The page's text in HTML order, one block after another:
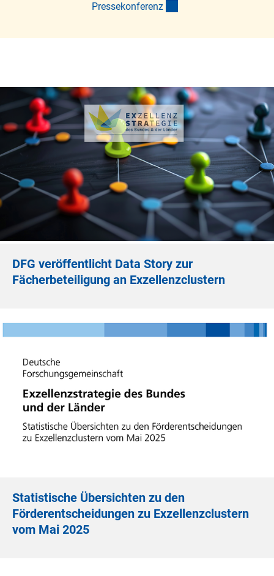
Pressekonferenz
DFG veröffentlicht Data Story zur
Fächerbeteiligung an Exzellenzclustern
Statistische Übersichten zu den
Förderentscheidungen zu Exzellenzclustern
vom Mai 2025